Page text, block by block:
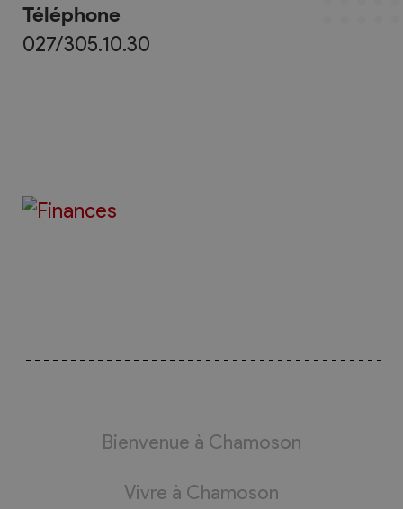
Téléphone
027/305.10.30
Bienvenue à Chamoson
Vivre à Chamoson